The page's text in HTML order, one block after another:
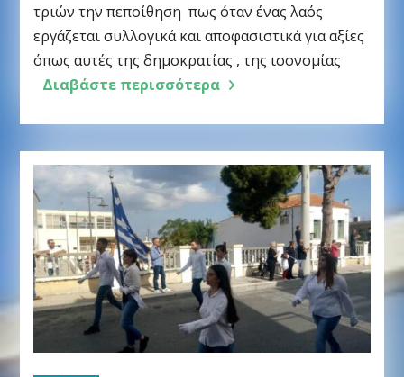
τριών την πεποίθηση πως όταν ένας λαός
εργάζεται συλλογικά και αποφασιστικά για αξίες
όπως αυτές της δημοκρατίας , της ισονομίας
Διαβάστε περισσότερα